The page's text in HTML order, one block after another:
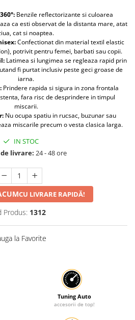
Benzile reflectorizante si culoarea
ca esti observat de la distanta mare, atat
cat si noaptea.
Confectionat din material textil elastic
potrivit pentru femei, barbati sau copii.
Latimea si lungimea se regleaza rapid prin
fi purtat inclusiv peste geci groase de
iarna.
Prindere rapida si sigura in zona frontala
fara risc de desprindere in timpul
miscarii.
Nu ocupa spatiu in rucsac, buzunar sau
miscarile precum o vesta clasica larga.
IN STOC
livrare: 24 - 48 ore
CU LIVRARE RAPIDĂ!
Produs: 1312
la Favorite
Tuning Auto
accesorii de top!